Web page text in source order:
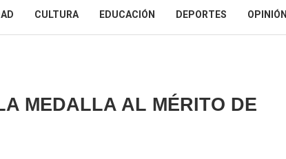
CULTURA EDUCACIÓN DEPORTES OPINIÓN
MEDALLA AL MÉRITO DE